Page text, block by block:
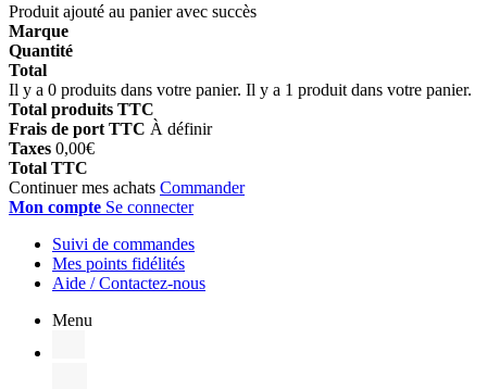
Produit ajouté au panier avec succès
Marque
Quantité
Total
Il y a 0 produits dans votre panier. Il y a 1 produit dans votre panier.
Total produits TTC
Frais de port TTC À définir
Taxes 0,00€
Total TTC
Continuer mes achats Commander
Mon compte Se connecter
Suivi de commandes
Mes points fidélités
Aide / Contactez-nous
Menu